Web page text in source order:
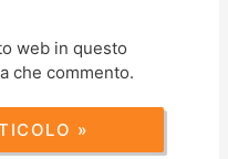
web in questo
che commento.